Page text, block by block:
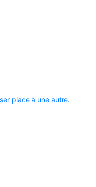
place à une autre.